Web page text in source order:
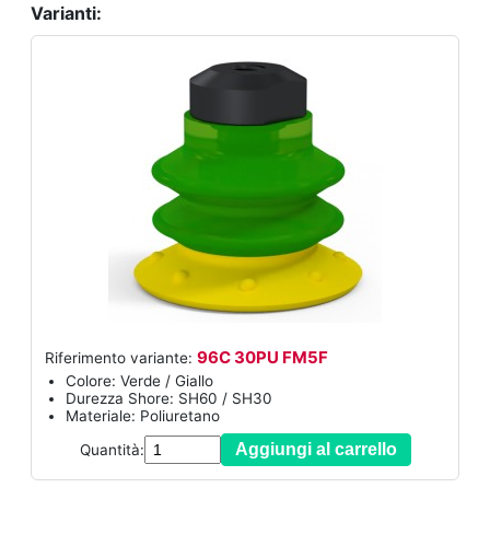
Varianti:
Riferimento variante: 96C 30PU FM5F
Colore: Verde / Giallo
Durezza Shore: SH60 / SH30
Materiale: Poliuretano
Quantità:
Aggiungi al carrello